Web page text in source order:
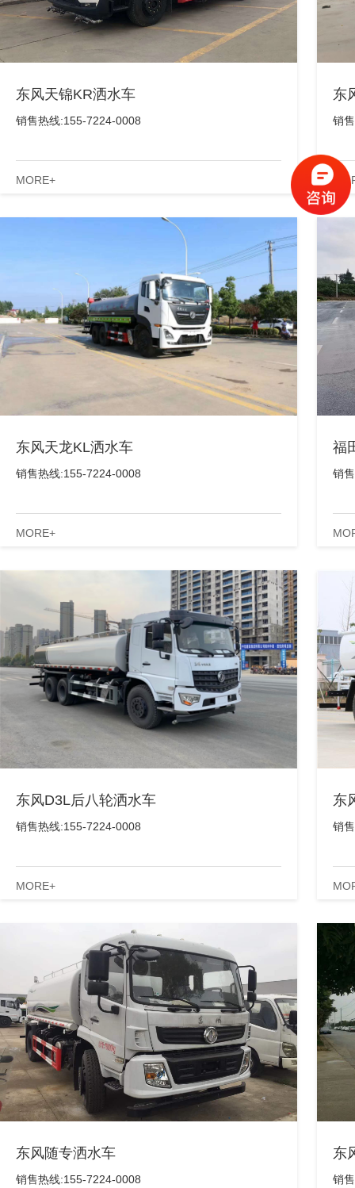
东风天锦KR洒水车
销售热线:155-7224-0008
MORE+
东
销
东风天龙KL洒水车
销售热线:155-7224-0008
MORE+
福
销
东风D3L后八轮洒水车
销售热线:155-7224-0008
MORE+
东
销
东风随专洒水车
销售热线:155-7224-0008
东
销